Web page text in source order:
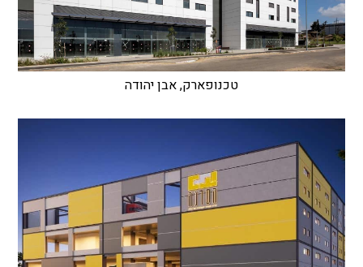
טכנופארק, אבן יהודה